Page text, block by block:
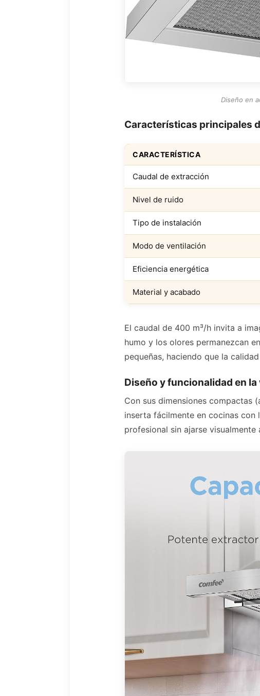
Diseño en
Características principales
CARACTERÍSTICA
Caudal de extracción
Nivel de ruido
Tipo de instalación
Modo de ventilación
Eficiencia energética
Material y acabado
El caudal de 400 m³/h invita a
humo y los olores permanezcan
pequeñas, haciendo que la
Diseño y funcionalidad en
Con sus dimensiones compactas
inserta fácilmente en cocinas
profesional sin ajarse visualmente